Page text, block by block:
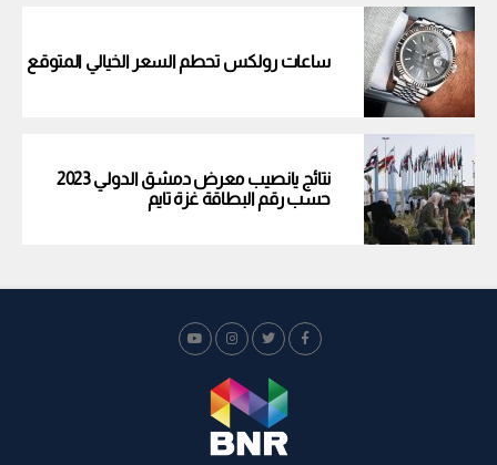
ساعات رولكس تحطم السعر الخيالي المتوقع
نتائج يانصيب معرض دمشق الدولي 2023
حسب رقم البطاقة غزة تايم